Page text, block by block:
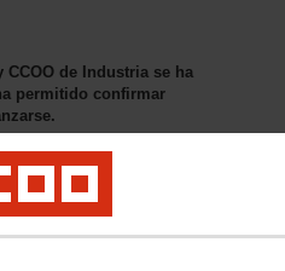
de Industria se ha
permitido confirmar